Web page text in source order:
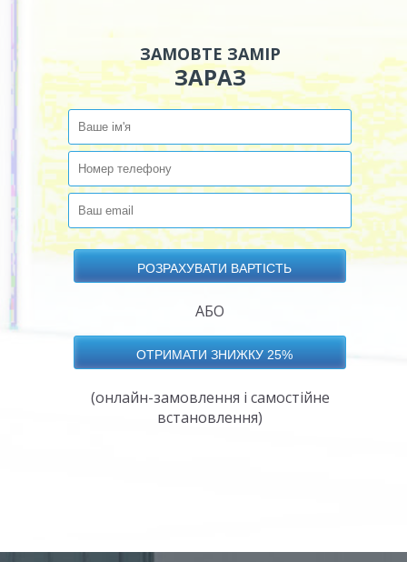
ЗАМОВТЕ ЗАМІР
ЗАРАЗ
АБО
(онлайн-замовлення і самостійне
встановлення)